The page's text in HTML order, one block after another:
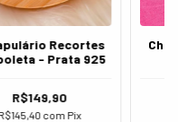
Recortes
- Prata 925
R$149,90
com Pix